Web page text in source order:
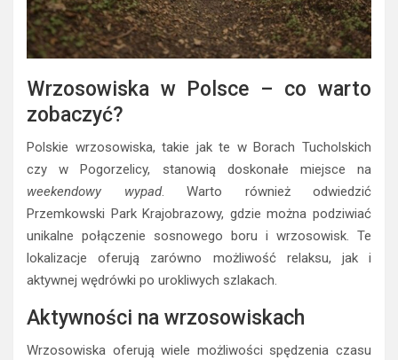
Wrzosowiska w Polsce – co warto
zobaczyć?
Polskie wrzosowiska, takie jak te w Borach Tucholskich
czy w Pogorzelicy, stanowią doskonałe miejsce na
weekendowy wypad. Warto również odwiedzić
Przemkowski Park Krajobrazowy, gdzie można podziwiać
unikalne połączenie sosnowego boru i wrzosowisk. Te
lokalizacje oferują zarówno możliwość relaksu, jak i
aktywnej wędrówki po urokliwych szlakach.
Aktywności na wrzosowiskach
Wrzosowiska oferują wiele możliwości spędzenia czasu